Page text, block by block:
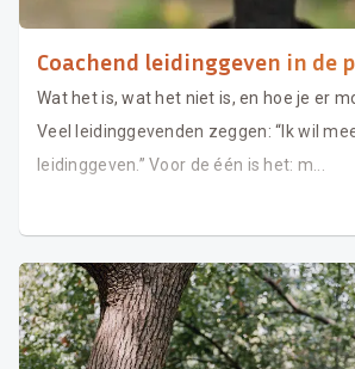
Coachend leidinggeven in de
Wat het is, wat het niet is, en hoe je er
Veel leidinggevenden zeggen: “Ik wil
leidinggeven.” Voor de één is het: m...